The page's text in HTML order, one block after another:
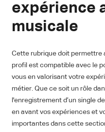
expérience
musicale
Cette rubrique doit permettre
profil est compatible avec le
vous en valorisant votre
métier. Que ce soit un rôle
l'enregistrement d’un single
en avant vos expériences et
importantes dans cette